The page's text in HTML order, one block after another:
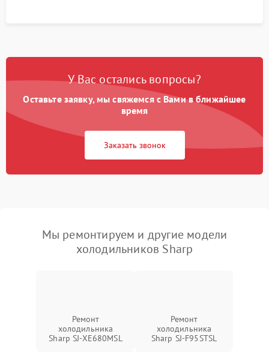
У Вас остались вопросы?
Оставьте заявку, мы свяжемся с Вами в ближайшее
время
Заказать звонок
Мы ремонтируем и другие модели
холодильников Sharp
Ремонт
холодильника
Sharp SJ-XE680MSL
Ремонт
холодильника
Sharp SJ-F95STSL